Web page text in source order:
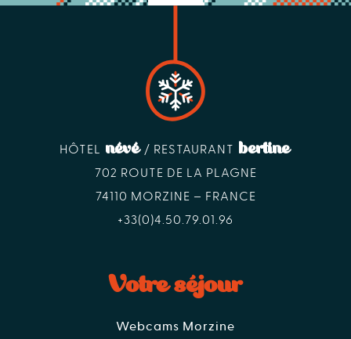
HÔTEL névé / RESTAURANT bertine
702 ROUTE DE LA PLAGNE
74110 MORZINE – FRANCE
+33(0)4.50.79.01.96
Votre séjour
Webcams Morzine